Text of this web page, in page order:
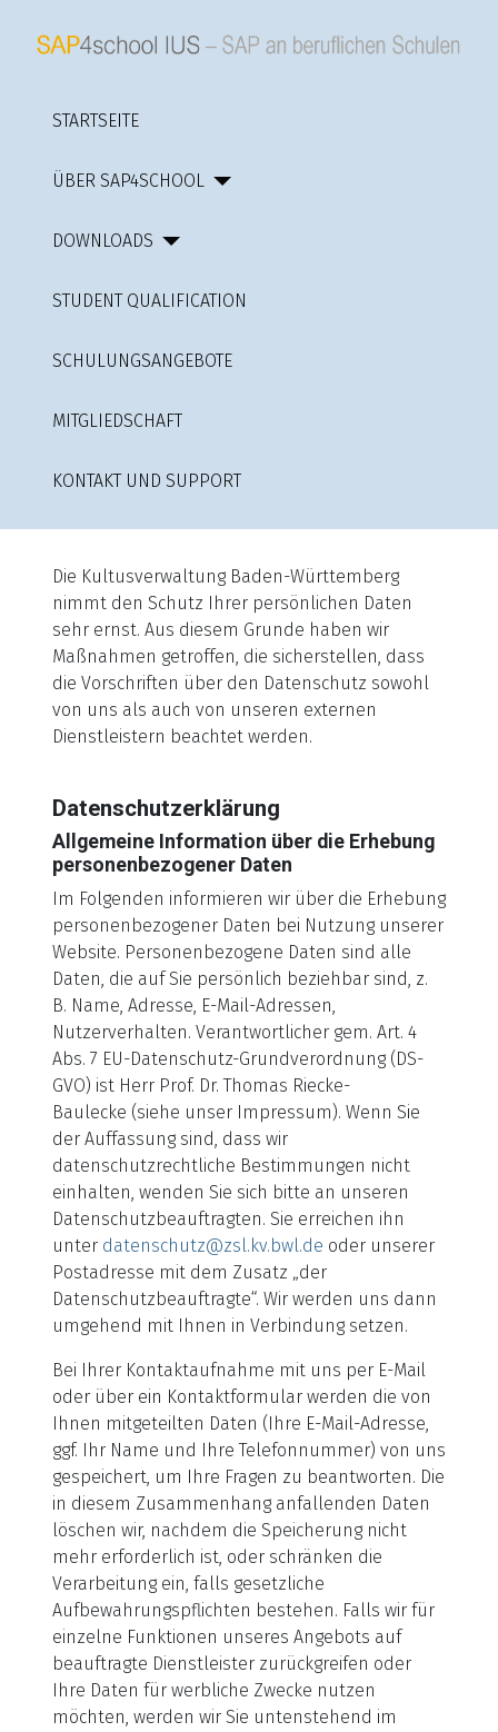
STARTSEITE
ÜBER SAP4SCHOOL
DOWNLOADS
STUDENT QUALIFICATION
SCHULUNGSANGEBOTE
MITGLIEDSCHAFT
KONTAKT UND SUPPORT
Die Kultusverwaltung Baden-Württemberg
nimmt den Schutz Ihrer persönlichen Daten
sehr ernst. Aus diesem Grunde haben wir
Maßnahmen getroffen, die sicherstellen, dass
die Vorschriften über den Datenschutz sowohl
von uns als auch von unseren externen
Dienstleistern beachtet werden.
Datenschutzerklärung
Allgemeine Information über die Erhebung
personenbezogener Daten
Im Folgenden informieren wir über die Erhebung
personenbezogener Daten bei Nutzung unserer
Website. Personenbezogene Daten sind alle
Daten, die auf Sie persönlich beziehbar sind, z.
B. Name, Adresse, E-Mail-Adressen,
Nutzerverhalten. Verantwortlicher gem. Art. 4
Abs. 7 EU-Datenschutz-Grundverordnung (DS-
GVO) ist Herr Prof. Dr. Thomas Riecke-
Baulecke (siehe unser Impressum). Wenn Sie
der Auffassung sind, dass wir
datenschutzrechtliche Bestimmungen nicht
einhalten, wenden Sie sich bitte an unseren
Datenschutzbeauftragten. Sie erreichen ihn
unter datenschutz@zsl.kv.bwl.de oder unserer
Postadresse mit dem Zusatz „der
Datenschutzbeauftragte“. Wir werden uns dann
umgehend mit Ihnen in Verbindung setzen.
Bei Ihrer Kontaktaufnahme mit uns per E-Mail
oder über ein Kontaktformular werden die von
Ihnen mitgeteilten Daten (Ihre E-Mail-Adresse,
ggf. Ihr Name und Ihre Telefonnummer) von uns
gespeichert, um Ihre Fragen zu beantworten. Die
in diesem Zusammenhang anfallenden Daten
löschen wir, nachdem die Speicherung nicht
mehr erforderlich ist, oder schränken die
Verarbeitung ein, falls gesetzliche
Aufbewahrungspflichten bestehen. Falls wir für
einzelne Funktionen unseres Angebots auf
beauftragte Dienstleister zurückgreifen oder
Ihre Daten für werbliche Zwecke nutzen
möchten, werden wir Sie untenstehend im